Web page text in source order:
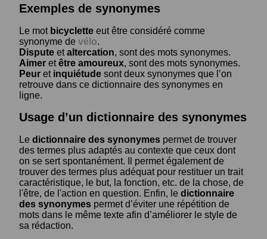
Exemples de synonymes
Le mot bicyclette eut être considéré comme
synonyme de vélo.
Dispute etaltercation, sont des mots synonymes.
Aimer etêtre amoureux, sont des mots synonymes.
Peur et inquiétude sont deux synonymes que l’on
retrouve dans ce dictionnaire des synonymes en
ligne.
Usage d’un dictionnaire des synonymes
Le dictionnaire des synonymes permet de trouver
des termes plus adaptés au contexte que ceux dont
on se sert spontanément. Il permet également de
trouver des termes plus adéquat pour restituer un trait
caractéristique, le but, la fonction, etc. de la chose, de
l'être, de l'action en question. Enfin, le dictionnaire
des synonymes permet d’éviter une répétition de
mots dans le même texte afin d’améliorer le style de
sa rédaction.